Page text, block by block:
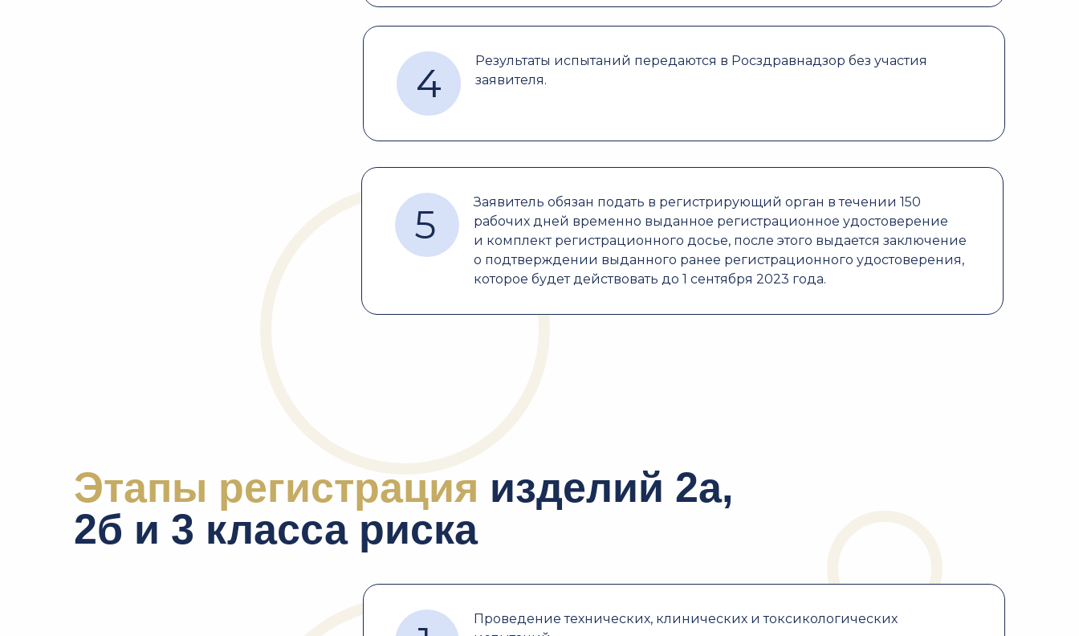
5
4
4
Заявитель обязан подать в регистрирующий орган в течении 150
рабочих дней временно выданное регистрационное удостоверение
и комплект регистрационного досье, после этого выдается заключение
о подтверждении выданного ранее регистрационного удостоверения,
которое будет действовать до 1 сентября 2023 года.
Результаты испытаний передаются в Росздравнадзор без участия
заявителя.
Этапы регистрация изделий 2а,
2б и 3 класса риска
Проведение технических, клинических и токсикологических